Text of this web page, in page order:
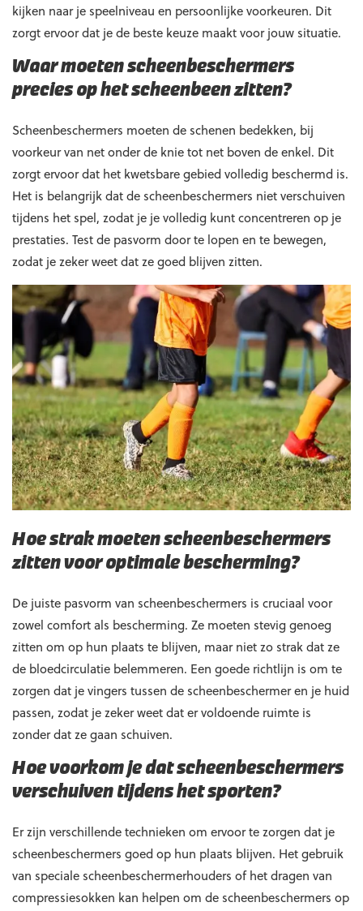
kijken naar je speelniveau en persoonlijke voorkeuren. Dit
zorgt ervoor dat je de beste keuze maakt voor jouw situatie.
Waar moeten scheenbeschermers
precies op het scheenbeen zitten?
Scheenbeschermers moeten de schenen bedekken, bij
voorkeur van net onder de knie tot net boven de enkel. Dit
zorgt ervoor dat het kwetsbare gebied volledig beschermd is.
Het is belangrijk dat de scheenbeschermers niet verschuiven
tijdens het spel, zodat je je volledig kunt concentreren op je
prestaties. Test de pasvorm door te lopen en te bewegen,
zodat je zeker weet dat ze goed blijven zitten.
Hoe strak moeten scheenbeschermers
zitten voor optimale bescherming?
De juiste pasvorm van scheenbeschermers is cruciaal voor
zowel comfort als bescherming. Ze moeten stevig genoeg
zitten om op hun plaats te blijven, maar niet zo strak dat ze
de bloedcirculatie belemmeren. Een goede richtlijn is om te
zorgen dat je vingers tussen de scheenbeschermer en je huid
passen, zodat je zeker weet dat er voldoende ruimte is
zonder dat ze gaan schuiven.
Hoe voorkom je dat scheenbeschermers
verschuiven tijdens het sporten?
Er zijn verschillende technieken om ervoor te zorgen dat je
scheenbeschermers goed op hun plaats blijven. Het gebruik
van speciale scheenbeschermerhouders of het dragen van
compressiesokken kan helpen om de scheenbeschermers op